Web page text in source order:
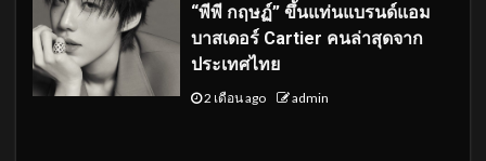
“พีพี กฤษฏ์” ขึ้นแท่นแบรนด์แอม
บาสเดอร์ Cartier คนล่าสุดจาก
ประเทศไทย
2 เดือน ago admin